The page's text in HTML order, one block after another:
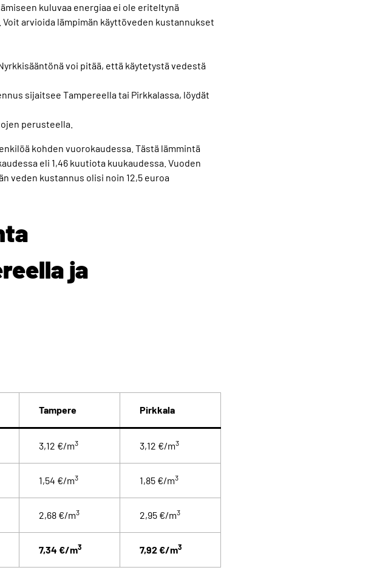
kuluvaa energiaa ei ole eriteltynä
arvioida lämpimän käyttöveden kustannukset
voi pitää, että käytetystä vedestä
sijaitsee Tampereella tai Pirkkalassa, löydät
perusteella.
kohden vuorokaudessa. Tästä lämmintä
eli 1,46 kuutiota kuukaudessa. Vuoden
veden kustannus olisi noin 12,5 euroa
ja
Tampere Pirkkala
3,12 €/m3 3,12 €/m3
1,54 €/m3 1,85 €/m3
2,68 €/m3 2,95 €/m3
7,34 €/m3 7,92 €/m3